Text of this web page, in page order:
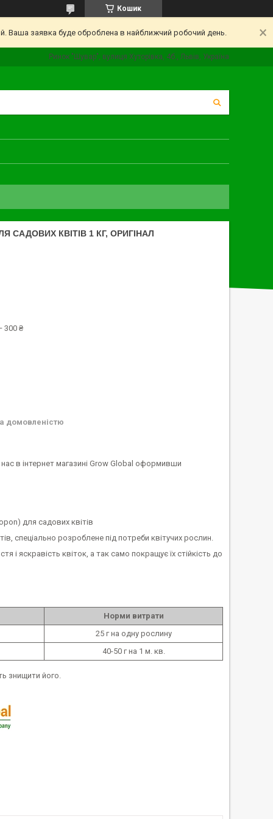
Кошик
Ваша заявка буде оброблена в найближчий робочий день.
Ринок "Шувар", вулиця Хуторівка, 4б., Львів, Україна
САДОВИХ КВІТІВ 1 КГ, ОРИГІНАЛ
300 ₴
домовленістю
в інтернет магазині Grow Global оформивши
для садових квітів
спеціально розроблене під потреби квітучих рослин.
і яскравість квіток, а так само покращує їх стійкість до
Норми витрати
25 г на одну рослину
40-50 г на 1 м. кв.
знищити його.